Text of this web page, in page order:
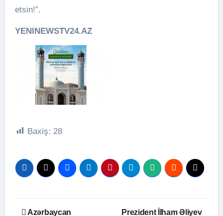
etsin!”.
YENINEWSTV24.AZ
Baxiş: 28
Yazı
Azərbaycan
Prezident İlham Əliyev